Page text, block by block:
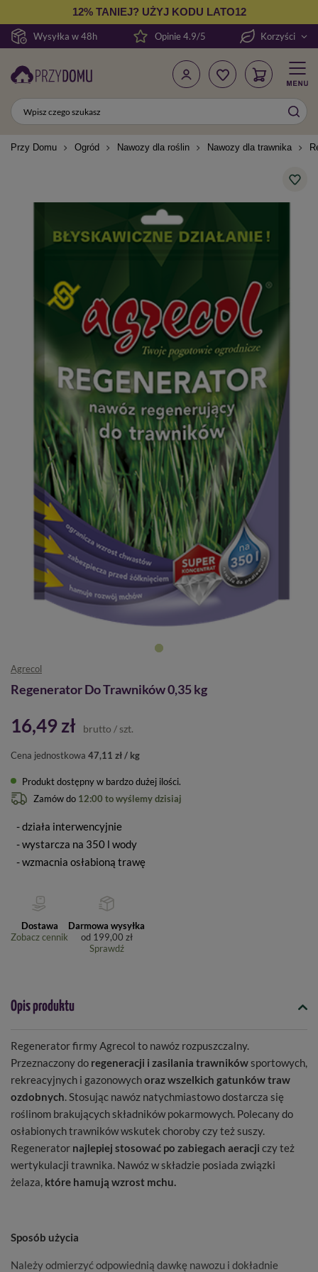
Wysyłka w 48h
12% TANIEJ? UŻYJ KODU LATO12
Opinie 4.9/5 Korzyści
Przy Domu Ogród Nawozy dla roślin Nawozy dla trawnika
Agrecol
Regenerator Do Trawników 0,35 kg
16,49 zł brutto / szt.
Cena jednostkowa 47,11 zł / kg
Produkt dostępny w bardzo dużej ilości
Zamów do 12:00 to wyślemy dzisiaj
- działa interwencyjnie
- wystarcza na 350 l wody
- wzmacnia osłabioną trawę
Dostawa
Zobacz cennik
Darmowa wysyłka
od 199,00 zł
Sprawdź
Opis produktu
Regenerator firmy Agrecol to nawóz rozpuszczalny.
Przeznaczony do regeneracji i zasilania trawnikówsportowych,
rekreacyjnych i gazonowychoraz wszelkich gatunków traw
ozdobnych. Stosując nawóz natychmiastowo dostarcza się
roślinom brakujących składników pokarmowych. Polecany do
osłabionych trawników wskutek choroby czy też suszy.
Regenerator najlepiej stosować po zabiegach aeracji czy też
wertykulacji trawnika. Nawóz w składzie posiada związki
żelaza, które hamują wzrost mchu.
Sposób użycia
Należy odmierzyć odpowiednią dawkę nawozu i dokładnie